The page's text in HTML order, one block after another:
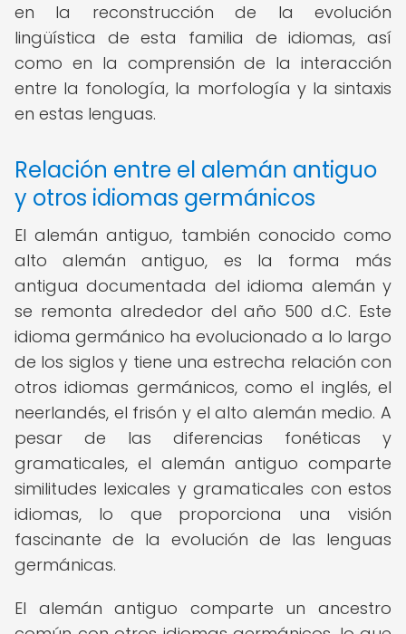
en la reconstrucción de la evolución
lingüística de esta familia de idiomas, así
como en la comprensión de la interacción
entre la fonología, la morfología y la sintaxis
en estas lenguas.
Relación entre el alemán antiguo
y otros idiomas germánicos
El alemán antiguo, también conocido como
alto alemán antiguo, es la forma más
antigua documentada del idioma alemán y
se remonta alrededor del año 500 d.C. Este
idioma germánico ha evolucionado a lo largo
de los siglos y tiene una estrecha relación con
otros idiomas germánicos, como el inglés, el
neerlandés, el frisón y el alto alemán medio. A
pesar de las diferencias fonéticas y
gramaticales, el alemán antiguo comparte
similitudes lexicales y gramaticales con estos
idiomas, lo que proporciona una visión
fascinante de la evolución de las lenguas
germánicas.
El alemán antiguo comparte un ancestro